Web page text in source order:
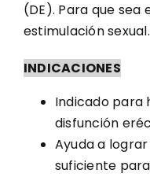
(DE). Para que
estimulación sexual.
INDICACIONES
Indicado para
disfunción
Ayuda a
suficiente